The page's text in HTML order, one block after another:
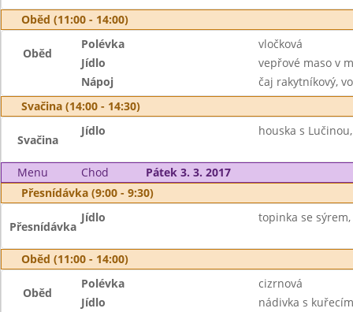
Oběd (11:00 - 14:00)
Oběd
Polévka
vločková
Jídlo
vepřové maso v
Nápoj
čaj rakytníkový,
Svačina (14:00 - 14:30)
Svačina
Jídlo houska s
Menu Chod
Pátek 3. 3. 2017
Přesnídávka (9:00 - 9:30)
Přesnídávka
Jídlo topinka se
Oběd (11:00 - 14:00)
Oběd
Polévka
cizrnová
Jídlo
nádivka s